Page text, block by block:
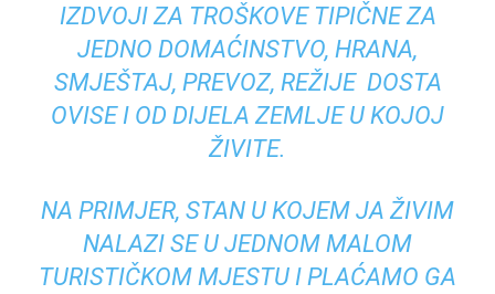
IZDVOJI ZA TROŠKOVE TIPIČNE ZA
JEDNO DOMAĆINSTVO, HRANA,
SMJEŠTAJ, PREVOZ, REŽIJE DOSTA
OVISE I OD DIJELA ZEMLJE U KOJOJ
ŽIVITE.
NA PRIMJER, STAN U KOJEM JA ŽIVIM
NALAZI SE U JEDNOM MALOM
TURISTIČKOM MJESTU I PLAĆAMO GA